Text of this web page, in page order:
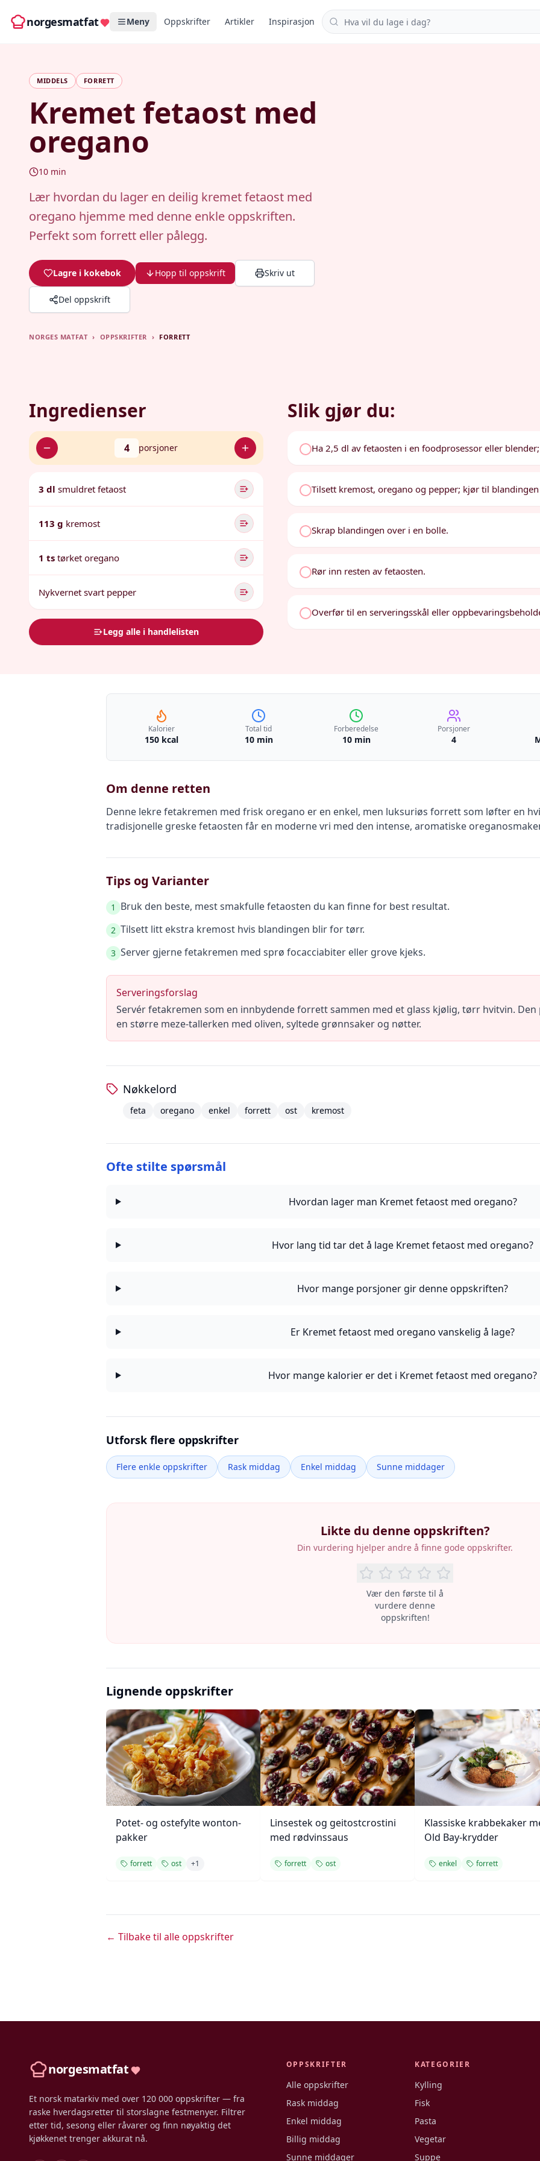
norgesmatfat Meny Oppskrifter Artikler Inspirasjon Søk i oppskrifter
MIDDELS FORRETT
Kremet fetaost med
oregano
10 min
Lær hvordan du lager en deilig kremet fetaost med
oregano hjemme med denne enkle oppskriften.
Perfekt som forrett eller pålegg.
Lagre i kokebok Hopp til oppskrift Skriv ut
Del oppskrift
NORGES MATFAT › OPPSKRIFTER › FORRETT
Ingredienser
4 porsjoner
3 dl smuldret fetaost
113 g kremost
1 ts tørket oregano
Nykvernet svart pepper
Legg alle i handlelisten
Slik gjør du:
Ha 2,5 dl av fetaosten i en foodprosessor eller
Tilsett kremost, oregano og pepper; kjør til
Skrap blandingen over i en bolle.
Rør inn resten av fetaosten.
Overfør til en serveringsskål eller
Kalorier
150 kcal
Total tid
10 min
Forberedelse
10 min
Porsjoner
4
Om denne retten
Denne lekre fetakremen med frisk oregano er en enkel, men luksuriøs forrett som løfter en
tradisjonelle greske fetaosten får en moderne vri med den intense, aromatiske
Tips og Varianter
1 Bruk den beste, mest smakfulle fetaosten du kan finne for best resultat.
2 Tilsett litt ekstra kremost hvis blandingen blir for tørr.
3 Server gjerne fetakremen med sprø focacciabiter eller grove kjeks.
Serveringsforslag
Servér fetakremen som en innbydende forrett sammen med et glass kjølig, tørr hvitvin.
en større meze-tallerken med oliven, syltede grønnsaker og nøtter.
Nøkkelord
feta oregano enkel forrett ost kremost
Ofte stilte spørsmål
Hvordan lager man Kremet fetaost med oregano?
Hvor lang tid tar det å lage Kremet fetaost med oregano?
Hvor mange porsjoner gir denne oppskriften?
Er Kremet fetaost med oregano vanskelig å lage?
Hvor mange kalorier er det i Kremet fetaost med oregano?
Utforsk flere oppskrifter
Flere enkle oppskrifter Rask middag Enkel middag Sunne middager
Likte du denne oppskriften?
Din vurdering hjelper andre å finne gode oppskrifter.
Vær den første til å
vurdere denne
oppskriften!
Lignende oppskrifter
Potet- og ostefylte wonton-
pakker
forrett ost +1
Linsestek og geitostcrostini
med rødvinssaus
forrett ost
Klassiske krabbekaker
Old Bay-krydder
enkel forrett
← Tilbake til alle oppskrifter
norgesmatfat
Et norsk matarkiv med over 120 000 oppskrifter — fra
raske hverdagsretter til storslagne festmenyer. Filtrer
etter tid, sesong eller råvarer og finn nøyaktig det
kjøkkenet trenger akkurat nå.
OPPSKRIFTER
Alle oppskrifter
Rask middag
Enkel middag
Billig middag
Sunne middager
KATEGORIER
Kylling
Fisk
Pasta
Vegetar
Suppe